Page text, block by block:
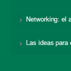
Networking: el
Las ideas para